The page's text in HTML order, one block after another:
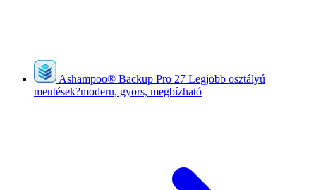
Ashampoo® Backup Pro 27 Legjobb osztályú
mentések?modern, gyors, megbízható